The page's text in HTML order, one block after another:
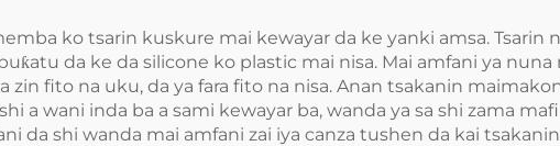
ko tsarin kuskure mai kewayar da ke yanki amsa. Tsarin
da ke da silicone ko plastic mai nisa. Mai amfani ya
zin fito na uku, da ya fara fito na nisa. Anan tsakanin
a wani inda ba a sami kewayar ba, wanda ya sa shi zama
da shi wanda mai amfani zai iya canza tushen da kai